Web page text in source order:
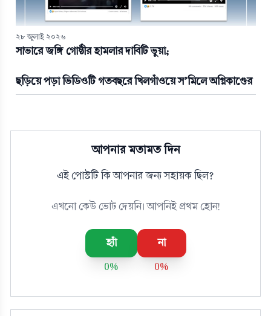
২৮ জুলাই ২০২৬
সাভারে জঙ্গি গোষ্ঠীর হামলার দাবিটি ভুয়া;
ছড়িয়ে পড়া ভিডিওটি গতবছরে খিলগাঁওয়ে স’মিলে অগ্নিকাণ্ডের
আপনার মতামত দিন
এই পোস্টটি কি আপনার জন্য সহায়ক ছিল?
এখনো কেউ ভোট দেয়নি। আপনিই প্রথম হোন!
হ্যাঁ
0%
না
0%